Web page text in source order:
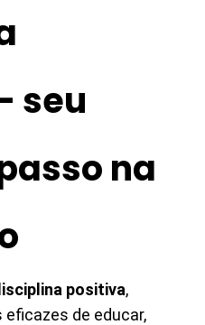
seu
na
positiva,
de educar,